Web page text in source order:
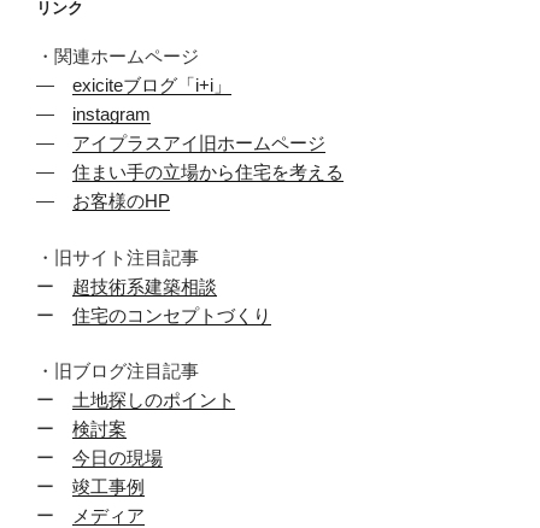
リンク
・関連ホームページ
― exiciteブログ「i+i」
― instagram
― アイプラスアイ旧ホームページ
― 住まい手の立場から住宅を考える
― お客様のHP
・旧サイト注目記事
ー 超技術系建築相談
ー 住宅のコンセプトづくり
・旧ブログ注目記事
ー 土地探しのポイント
ー 検討案
ー 今日の現場
ー 竣工事例
ー
メディア